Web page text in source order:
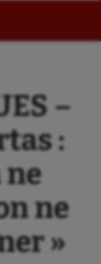
–
:
ne
ne
»